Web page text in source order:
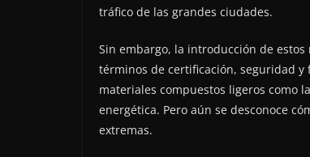
tráfico de las grandes ciudades.
Sin embargo, la introducción de
términos de certificación, seguridad y
materiales compuestos ligeros como
energética. Pero aún se desconoce
extremas.